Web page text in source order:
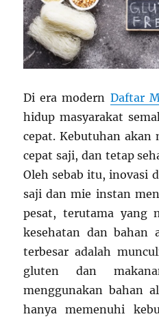
Di era modern Daftar
hidup masyarakat
cepat. Kebutuhan akan
cepat saji, dan tetap
Oleh sebab itu, inovasi
saji dan mie instan
pesat, terutama yang
kesehatan dan bahan
terbesar adalah
gluten dan
menggunakan bahan
hanya memenuhi